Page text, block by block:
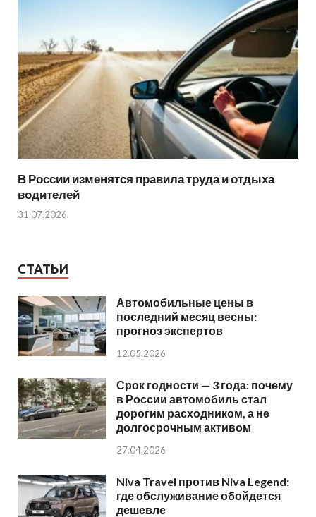
В России изменятся правила труда и отдыха
водителей
31.07.2026
СТАТЬИ
Автомобильные цены в
последний месяц весны:
прогноз экспертов
12.05.2026
Срок годности — 3 года: почему
в России автомобиль стал
дорогим расходником, а не
долгосрочным активом
27.04.2026
Niva Travel против Niva Legend:
где обслуживание обойдется
дешевле